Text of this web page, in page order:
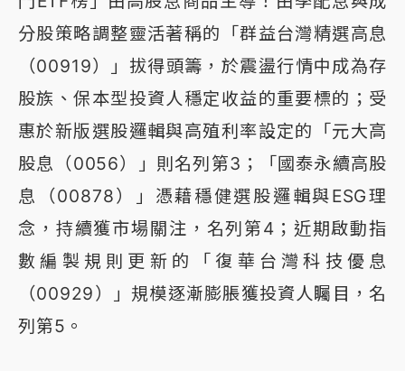
分股策略調整靈活著稱的「群益台灣精選高息
（00919）」拔得頭籌，於震盪行情中成為存
股族、保本型投資人穩定收益的重要標的；受
惠於新版選股邏輯與高殖利率設定的「元大高
股息（0056）」則名列第3；「國泰永續高股
息（00878）」憑藉穩健選股邏輯與ESG理
念，持續獲市場關注，名列第4；近期啟動指
數編製規則更新的「復華台灣科技優息
（00929）」規模逐漸膨脹獲投資人矚目，名
列第5。